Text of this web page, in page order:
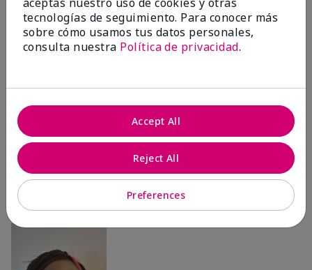
Ailime A., Tampa, Fla.
Antes & después
Antes
Después
Antes
Después
tecnologías de seguimiento. Para conocer más
sobre cómo usamos tus datos personales,
consulta nuestra Política de privacidad.
Preferences
Reject All
Accept All